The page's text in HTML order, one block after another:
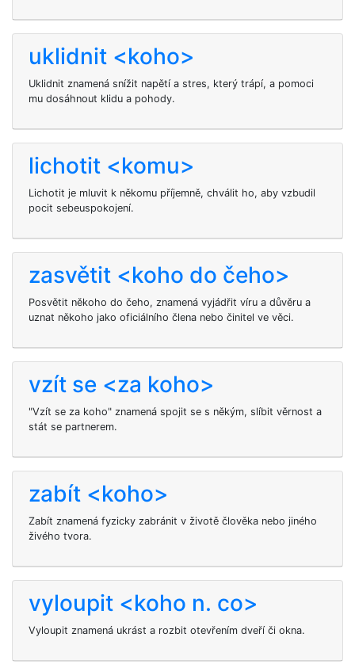
uklidnit <koho>
Uklidnit znamená snížit napětí a stres, který trápí, a pomoci
mu dosáhnout klidu a pohody.
lichotit <komu>
Lichotit je mluvit k někomu příjemně, chválit ho, aby vzbudil
pocit sebeuspokojení.
zasvětit <koho do čeho>
Posvětit někoho do čeho, znamená vyjádřit víru a důvěru a
uznat někoho jako oficiálního člena nebo činitel ve věci.
vzít se <za koho>
"Vzít se za koho" znamená spojit se s někým, slíbit věrnost a
stát se partnerem.
zabít <koho>
Zabít znamená fyzicky zabránit v životě člověka nebo jiného
živého tvora.
vyloupit <koho n. co>
Vyloupit znamená ukrást a rozbit otevřením dveří či okna.